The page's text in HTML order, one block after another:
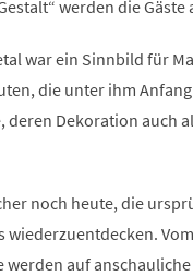
werden die
war ein Sinnbild für
die unter ihm
Dekoration auch
noch heute, die
auf